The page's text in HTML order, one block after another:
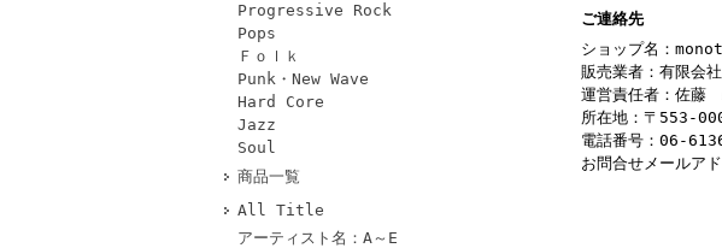
Progressive Rock
Pops
Ｆｏｌｋ
Punk・New Wave
Hard Core
Jazz
Soul
商品一覧
All Title
アーティスト名：A～E
ご連絡先
ショップ名：
販売業者：有限会
運営責任者：佐藤
所在地：〒553-
電話番号：06-
お問合せメールア